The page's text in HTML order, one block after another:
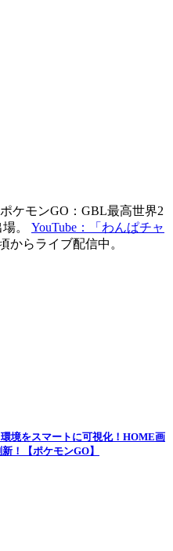
ケモンGO：GBL最高世界2
。 YouTube：「わんぱチャ
からライブ配信中。
境をスマートに可視化！HOME画
！【ポケモンGO】